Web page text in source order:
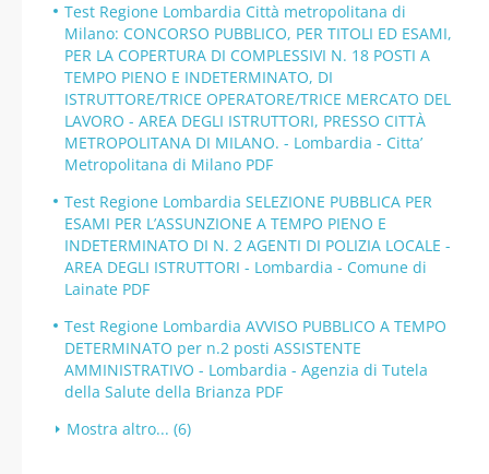
Test Regione Lombardia Città metropolitana di
Milano: CONCORSO PUBBLICO, PER TITOLI ED ESAMI,
PER LA COPERTURA DI COMPLESSIVI N. 18 POSTI A
TEMPO PIENO E INDETERMINATO, DI
ISTRUTTORE/TRICE OPERATORE/TRICE MERCATO DEL
LAVORO - AREA DEGLI ISTRUTTORI, PRESSO CITTÀ
METROPOLITANA DI MILANO. - Lombardia - Citta’
Metropolitana di Milano PDF
Test Regione Lombardia SELEZIONE PUBBLICA PER
ESAMI PER L’ASSUNZIONE A TEMPO PIENO E
INDETERMINATO DI N. 2 AGENTI DI POLIZIA LOCALE -
AREA DEGLI ISTRUTTORI - Lombardia - Comune di
Lainate PDF
Test Regione Lombardia AVVISO PUBBLICO A TEMPO
DETERMINATO per n.2 posti ASSISTENTE
AMMINISTRATIVO - Lombardia - Agenzia di Tutela
della Salute della Brianza PDF
Mostra altro... (6)